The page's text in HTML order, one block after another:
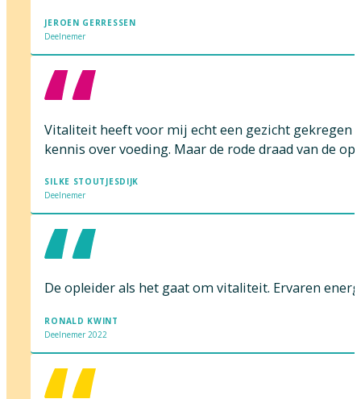
JEROEN GERRESSEN
Deelnemer
Vitaliteit heeft voor mij echt een gezicht
kennis over voeding. Maar de rode draad van de
SILKE STOUTJESDIJK
Deelnemer
De opleider als het gaat om vitaliteit. Ervaren
RONALD KWINT
Deelnemer 2022